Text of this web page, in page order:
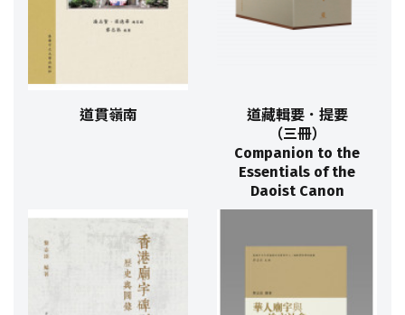
道貫嶺南
道藏輯要．提要
（三冊）
Companion to the
Essentials of the
Daoist Canon